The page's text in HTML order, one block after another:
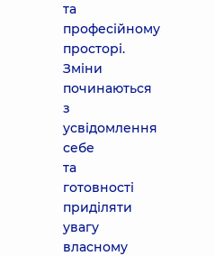
та
професійному
просторі.
Зміни
починаються
з
усвідомлення
себе
та
готовності
приділяти
увагу
власному